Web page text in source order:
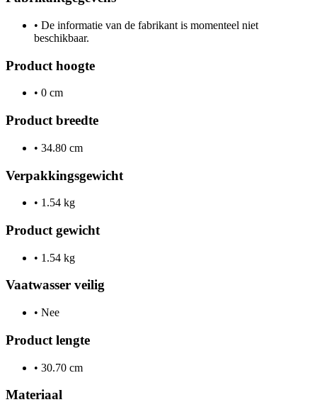
• De informatie van de fabrikant is momenteel niet
beschikbaar.
Product hoogte
• 0 cm
Product breedte
• 34.80 cm
Verpakkingsgewicht
• 1.54 kg
Product gewicht
• 1.54 kg
Vaatwasser veilig
• Nee
Product lengte
• 30.70 cm
Materiaal